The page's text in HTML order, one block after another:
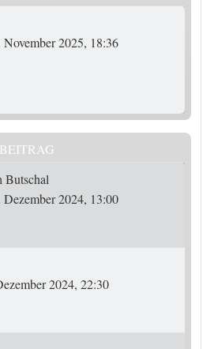
November 2025, 18:36
Butschal
Dezember 2024, 13:00
2024, 22:30